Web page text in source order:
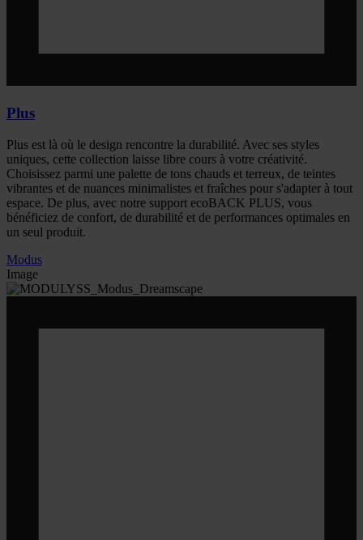
Plus
Plus est là où le design rencontre la durabilité. Avec ses styles
uniques, cette collection laisse libre cours à votre créativité.
Choisissez parmi une palette de tons chauds et terreux, de teintes
vibrantes et de nuances minimalistes et fraîches pour s'adapter à tout
espace. De plus, avec notre support ecoBACK PLUS, vous
bénéficiez de confort, de durabilité et de performances optimales en
un seul produit.
Modus
Image